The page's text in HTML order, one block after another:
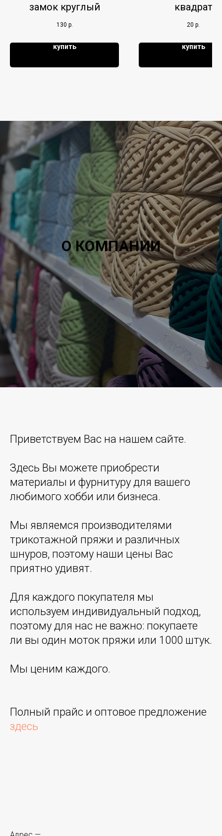
замок круглый
130 р.
купить
квадрат
20 р.
купить
О КОМПАНИИ
Приветствуем Вас на нашем сайте.
Здесь Вы можете приобрести
материалы и фурнитуру для вашего
любимого хобби или бизнеса.
Мы являемся производителями
трикотажной пряжи и различных
шнуров, поэтому наши цены Вас
приятно удивят.
Для каждого покупателя мы
используем индивидуальный подход,
поэтому для нас не важно: покупаете
ли вы один моток пряжи или 1000 штук.
Мы ценим каждого.
Полный прайс и оптовое предложение
здесь